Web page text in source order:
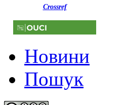
Crossref
Новини
Пошук